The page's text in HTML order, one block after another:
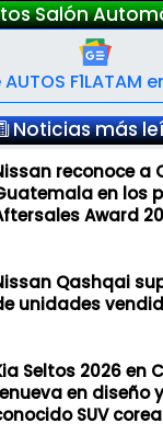
Nuevo
F1LATAM
Noticias más
reconoce a
en los
Award
Qashqai
unidades
Seltos 2026 en
en diseño
SUV